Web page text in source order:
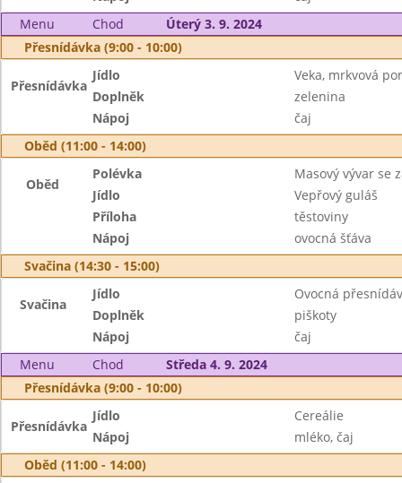
Menu
Chod
Úterý 3. 9. 2024
Přesnídávka (9:00 - 10:00)
Přesnídávka
Jídlo
Veka, mrkvová
Doplněk
zelenina
Nápoj
čaj
Oběd (11:00 - 14:00)
Oběd
Polévka
Masový vývar se
Jídlo
Vepřový guláš
Příloha
těstoviny
Nápoj
ovocná šťáva
Svačina (14:30 - 15:00)
Svačina
Jídlo
Ovocná
Doplněk
piškoty
Nápoj
čaj
Menu
Chod
Středa 4. 9. 2024
Přesnídávka (9:00 - 10:00)
Přesnídávka
Jídlo
Cereálie
Nápoj
mléko, čaj
Oběd (11:00 - 14:00)